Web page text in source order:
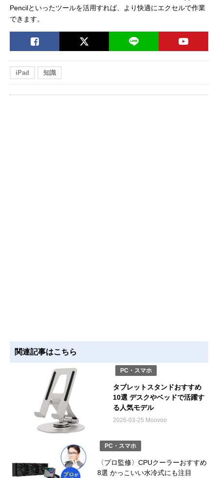
Pencilといったツールを活用すれば、より快適にエクセルで作業
できます。
iPad 知識
関連記事はこちら
PC・スマホ
タブレットスタンドおすすめ
10選 デスクやベッドで活躍す
る人気モデル
2026-03-25 Moovoo
PC・スマホ
〈プロ監修〉CPUクーラーおすすめ
8選 かっこいい水冷式にも注目